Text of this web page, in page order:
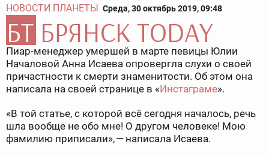
НОВОСТИ ПЛАНЕТЫ Среда, 30 октябрь 2019, 09:48
Пиар-менеджер умершей в марте певицы Юлии
Началовой Анна Исаева опровергла слухи о своей
причастности к смерти знаменитости. Об этом она
написала на своей странице в «Инстаграме».
«В той статье, с которой всё сегодня началось, речь
шла вообще не обо мне! О другом человеке! Мою
фамилию приписали», — написала Исаева.